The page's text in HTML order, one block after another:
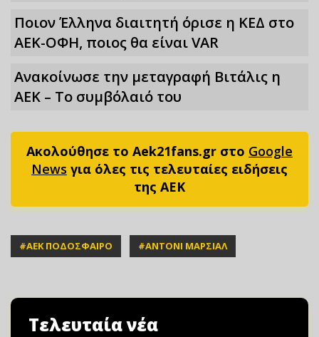
Ποιον Έλληνα διαιτητή όρισε η ΚΕΔ στο
ΑΕΚ-ΟΦΗ, ποιος θα είναι VAR
Ανακοίνωσε την μεταγραφή Βιτάλις η
ΑΕΚ – Το συμβόλαιό του
Ακολούθησε το Aek21fans.gr στο Google
News για όλες τις τελευταίες ειδήσεις
της ΑΕΚ
#ΑΕΚ ΠΟΔΟΣΦΑΙΡΟ #ΑΝΤΟΝΙ ΜΑΡΣΙΑΛ
Τελευταία νέα